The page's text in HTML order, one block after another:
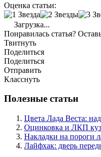
Оценка статьи:
Загрузка...
Понравилась статья?
Твитнуть
Поделиться
Поделиться
Отправить
Класснуть
Полезные статьи
Цвета Лада Веста:
Оцинковка и ЛКП
Накладки на пороги
Лайфхак: дверь